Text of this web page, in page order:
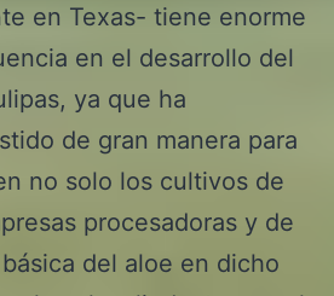
en Texas- tiene enorme
en el desarrollo del
ya que ha
de gran manera para
no solo los cultivos de
procesadoras y de
del aloe en dicho